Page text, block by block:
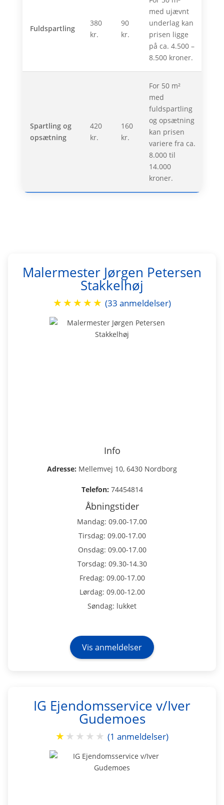
Fuldspartling
380
kr.
90
kr.
med ujævnt
underlag kan
prisen ligge
på ca. 4.500 –
8.500 kroner.
Spartling og
opsætning
420
kr.
160
kr.
For 50 m²
med
fuldspartling
og opsætning
kan prisen
variere fra ca.
8.000 til
14.000
kroner.
Malermester Jørgen Petersen
Stakkelhøj
★★★★★ (33 anmeldelser)
Info
Adresse: Mellemvej 10, 6430 Nordborg
Telefon: 74454814
Åbningstider
Mandag: 09.00-17.00
Tirsdag: 09.00-17.00
Onsdag: 09.00-17.00
Torsdag: 09.30-14.30
Fredag: 09.00-17.00
Lørdag: 09.00-12.00
Søndag: lukket
Vis anmeldelser
IG Ejendomsservice v/Iver
Gudemoes
★★ ★ ★ ★ (1 anmeldelser)